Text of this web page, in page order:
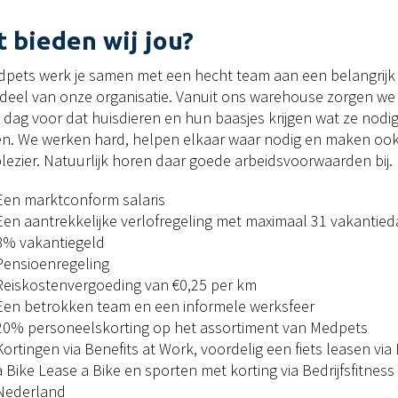
bieden wij jou?
werk je samen met een hecht team aan een belangrijk
van onze organisatie. Vanuit ons warehouse zorgen
dag voor dat huisdieren en hun baasjes krijgen wat ze nodig
We werken hard, helpen elkaar waar nodig en maken
Natuurlijk horen daar goede arbeidsvoorwaarden bij.
marktconform salaris
aantrekkelijke verlofregeling met maximaal 31
vakantiegeld
van €0,25 per km
betrokken team en een informele werksfeer
personeelskorting op het assortiment van Medpets
via Benefits at Work, voordelig een fiets leasen via
Bike Lease a Bike en sporten met korting via Bedrijfsfitness